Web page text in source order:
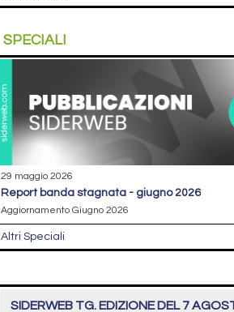
SPECIALI
29 maggio 2026
report banda stagnata - giugno 2026
Aggiornamento Giugno 2026
Altri Speciali
SIDERWEB TG. EDIZIONE DEL 7